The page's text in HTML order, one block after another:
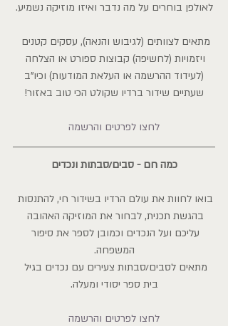
לאולפן בוחרים על מה נדבר ואיזו מוזיקה נשמיע.
מתאים לצוותים (לגיבוש והנאה), עסקים קטנים
ויזמויות (לחשיפה) קבוצות ספורט או הצלחה
(לעידוד ההרשמה או העלאת המודעות) וכיו"ב
שעתיים שידור ברדיו שקולט הכי טוב באזור!
לחצו לפרטים והרשמה
כמה חם - סבים/סבתות ונכדים
בואו לחוות את עולם הרדיו בשידור חי, להתנסות
בהגשת תכנית, לבחור את המוזיקה האהובה
עליכם ועל הנכדים וכמובן לספר את סיפור
המשפחה.
מתאים לסבים/סבתות צעירים עם נכדים בגיל
בית ספר יסודי ומעלה.
לחצו לפרטים והרשמה